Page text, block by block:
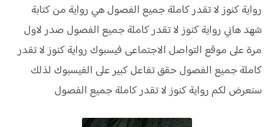
رواية كنوز لا تقدر كاملة جميع الفصول هي رواية من كتابة
شهد هاني روايةكنوز لا تقدر كاملة جميع الفصول صدر لاول
مرة على موقع التواصل الاجتماعى فيسبوك روايةكنوز لا تقدر
كاملة جميع الفصولحققتفاعل كبير على الفيسبوك لذلك
سنعرض لكمروايةكنوز لا تقدر كاملة جميع الفصول